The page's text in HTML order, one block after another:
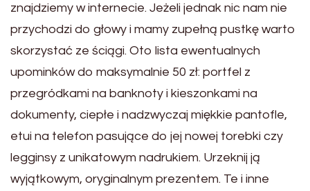
znajdziemy w internecie. Jeżeli jednak nic nam nie
przychodzi do głowy i mamy zupełną pustkę warto
skorzystać ze ściągi. Oto lista ewentualnych
upominków do maksymalnie 50 zł: portfel z
przegródkami na banknoty i kieszonkami na
dokumenty, ciepłe i nadzwyczaj miękkie pantofle,
etui na telefon pasujące do jej nowej torebki czy
legginsy z unikatowym nadrukiem. Urzeknij ją
wyjątkowym, oryginalnym prezentem. Te i inne